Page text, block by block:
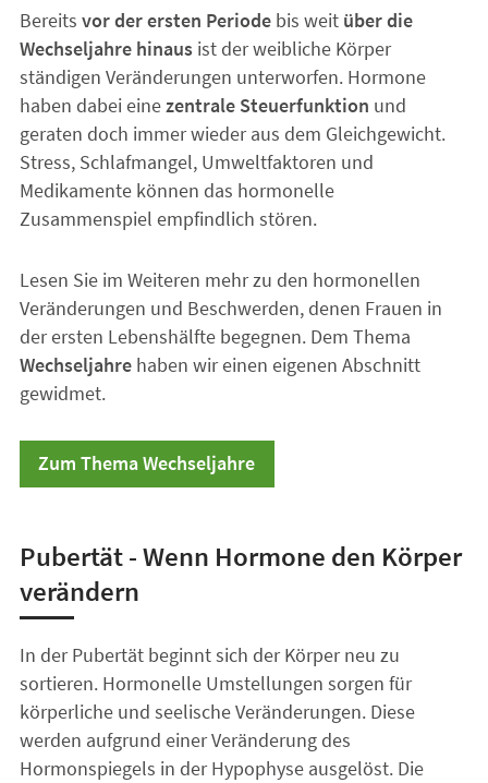
Bereits vor der ersten Periodebis weit über die
Wechseljahre hinausist der weibliche Körper
ständigen Veränderungen unterworfen. Hormone
haben dabei einezentrale Steuerfunktion und
geraten doch immer wieder aus dem Gleichgewicht.
Stress, Schlafmangel, Umweltfaktoren und
Medikamente können das hormonelle
Zusammenspiel empfindlich stören.
Lesen Sie im Weiteren mehr zu den hormonellen
Veränderungen und Beschwerden, denen Frauen in
der ersten Lebenshälfte begegnen. Dem Thema
Wechseljahrehaben wir einen eigenen Abschnitt
gewidmet.
Zum Thema Wechseljahre
Pubertät - Wenn Hormone den Körper
verändern
In der Pubertät beginnt sich der Körper neu zu
sortieren. Hormonelle Umstellungen sorgen für
körperliche und seelische Veränderungen. Diese
werden aufgrund einer Veränderung des
Hormonspiegels in der Hypophyse ausgelöst. Die